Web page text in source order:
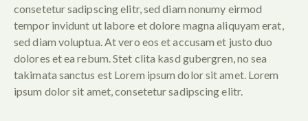
consetetur sadipscing elitr, sed diam nonumy eirmod
tempor invidunt ut labore et dolore magna aliquyam erat,
sed diam voluptua. At vero eos et accusam et justo duo
dolores et ea rebum. Stet clita kasd gubergren, no sea
takimata sanctus est Lorem ipsum dolor sit amet. Lorem
ipsum dolor sit amet, consetetur sadipscing elitr.